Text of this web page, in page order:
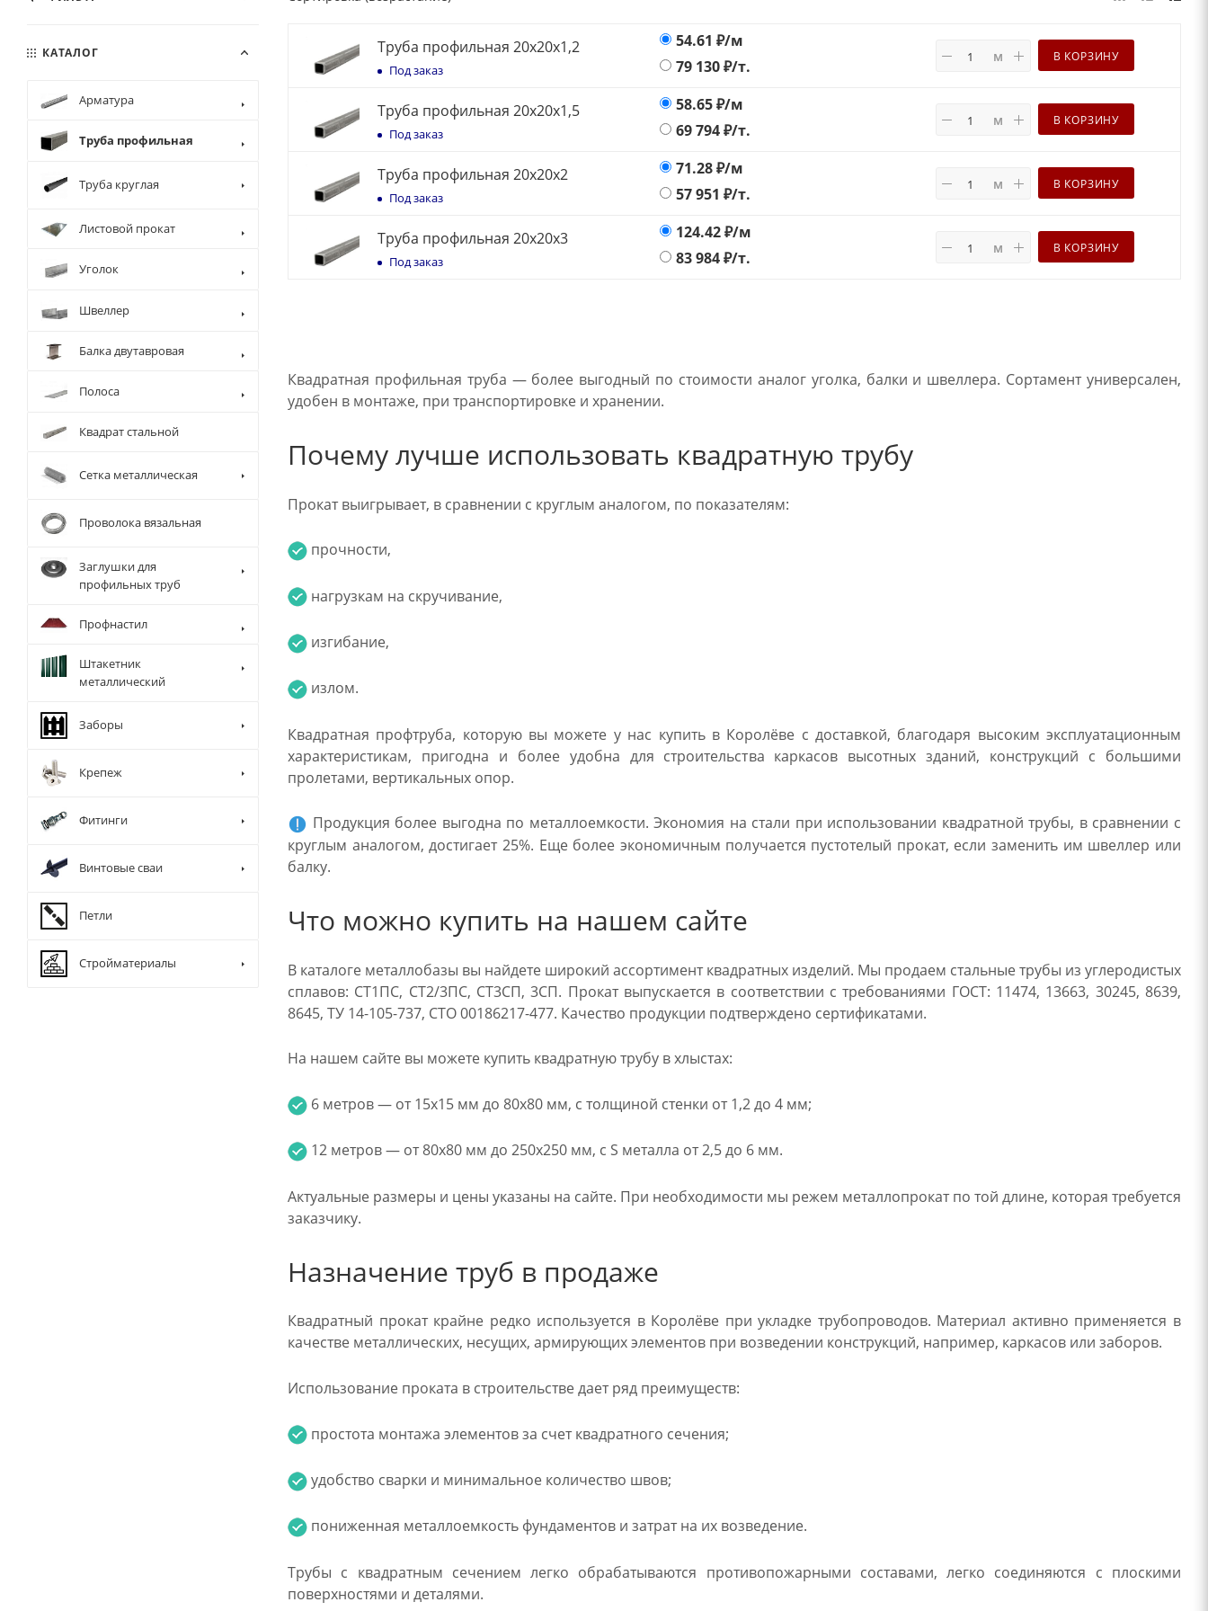
Труба профильная 20х20х1,2
Под заказ
54.61 ₽/м
79 130₽/т.
м В КОРЗИНУ
Труба профильная 20х20х1,5
Под заказ
58.65₽/м
69 794₽/т.
м В КОРЗИНУ
Труба профильная 20х20х2
Под заказ
71.28₽/м
57 951 ₽/т.
м В КОРЗИНУ
Труба профильная 20х20х3
Под заказ
124.42₽/м
83 984₽/т.
м В КОРЗИНУ
Квадратная профильная труба — более выгодный по стоимости аналог уголка, балки и швеллера. Сортамент универсален,
удобен в монтаже, при транспортировке и хранении.
Почему лучше использовать квадратную трубу
Прокат выигрывает, в сравнении с круглым аналогом, по показателям:
прочности,
нагрузкам на скручивание,
изгибание,
излом.
Квадратная профтруба, которую вы можете у нас купить в Королёве с доставкой, благодаря высоким эксплуатационным
характеристикам, пригодна и более удобна для строительства каркасов высотных зданий, конструкций с большими
пролетами, вертикальных опор.
Продукция более выгодна по металлоемкости. Экономия на стали при использовании квадратной трубы, в сравнении с
круглым аналогом, достигает 25%. Еще более экономичным получается пустотелый прокат, если заменить им швеллер или
балку.
Что можно купить на нашем сайте
В каталоге металлобазы вы найдете широкий ассортимент квадратных изделий. Мы продаем стальные трубы из углеродистых
сплавов: СТ1ПС, СТ2/3ПС, СТ3СП, 3СП. Прокат выпускается в соответствии с требованиями ГОСТ: 11474, 13663, 30245, 8639,
8645, ТУ 14-105-737, СТО 00186217-477. Качество продукции подтверждено сертификатами.
На нашем сайте вы можете купить квадратную трубу в хлыстах:
6 метров — от 15х15 мм до 80х80 мм, с толщиной стенки от 1,2 до 4 мм;
12 метров — от 80х80 мм до 250х250 мм, с S металла от 2,5 до 6 мм.
Актуальные размеры и цены указаны на сайте. При необходимости мы режем металлопрокат по той длине, которая требуется
заказчику.
Назначение труб в продаже
Квадратный прокат крайне редко используется в Королёве при укладке трубопроводов. Материал активно применяется в
качестве металлических, несущих, армирующих элементов при возведении конструкций, например, каркасов или заборов.
Использование проката в строительстве дает ряд преимуществ:
простота монтажа элементов за счет квадратного сечения;
удобство сварки и минимальное количество швов;
пониженная металлоемкость фундаментов и затрат на их возведение.
Трубы с квадратным сечением легко обрабатываются противопожарными составами, легко соединяются с плоскими
поверхностями и деталями.
КАТАЛОГ
Арматура
Труба профильная
Труба круглая
Листовой прокат
Уголок
Швеллер
Балка двутавровая
Полоса
Квадрат стальной
Сетка металлическая
Проволока вязальная
Заглушки для
профильных труб
Профнастил
Штакетник
металлический
Заборы
Крепеж
Фитинги
Винтовые сваи
Петли
Стройматериалы